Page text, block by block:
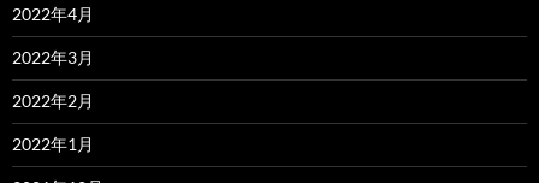
2022年4月
2022年3月
2022年2月
2022年1月